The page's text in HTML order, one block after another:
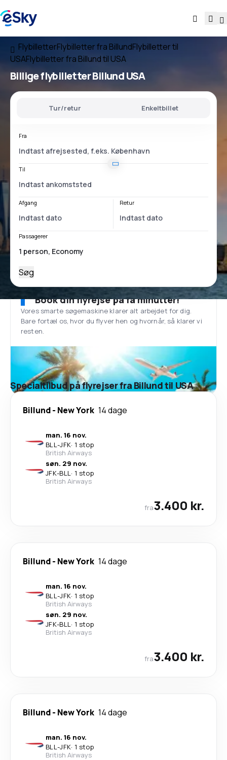
FlybilletterFlybilletter fra BillundFlybilletter til
USAFlybilletter fra Billund til USA
Billige flybilletterBillund USA
Tur/retur Enkeltbillet
Fra
Til
Afgang Retur
Passagerer
Søg
Book din flyrejse på få minutter!
Vores smarte søgemaskine klarer alt arbejdet for dig.
Bare fortæl os, hvor du flyver hen og hvornår, så klarer vi
resten.
Specialtilbud på flyrejser fra Billund til USA
Billund- New York 14 dage
man. 16 nov.
BLL-JFK· 1 stop
British Airways
søn. 29 nov.
JFK-BLL· 1 stop
British Airways
fra3.400 kr.
Billund- New York 14 dage
man. 16 nov.
BLL-JFK· 1 stop
British Airways
søn. 29 nov.
JFK-BLL· 1 stop
British Airways
fra3.400 kr.
Billund- New York 14 dage
man. 16 nov.
BLL-JFK· 1 stop
British Airways